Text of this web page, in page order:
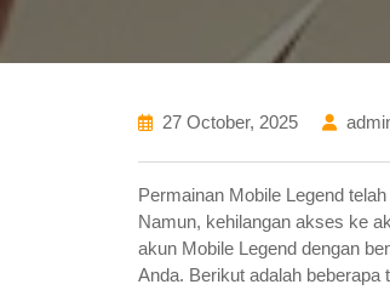
27 October, 2025
Permainan Mobile Legend
Namun, kehilangan akses ke
akun Mobile Legend dengan
Anda. Berikut adalah